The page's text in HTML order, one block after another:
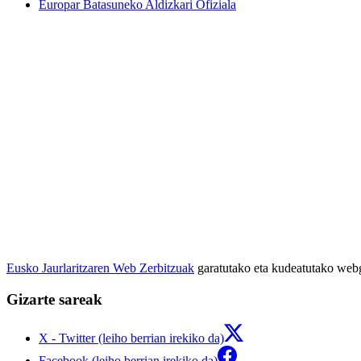
Europar Batasuneko Aldizkari Ofiziala
Eusko Jaurlaritzaren Web Zerbitzuak garatutako eta kudeatutako
Gizarte sareak
X - Twitter (leiho berrian irekiko da)